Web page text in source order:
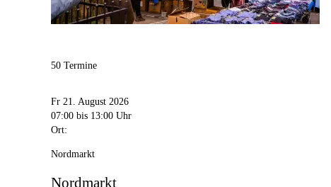
50 Termine
Fr 21. August 2026
07:00 bis 13:00 Uhr
Ort:
Nordmarkt
Nordmarkt